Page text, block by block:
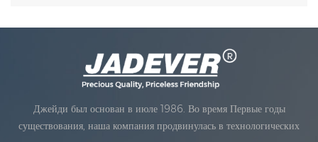
Джейди был основан в июле 1986. Во время Первые годы
существования, наша компания продвинулась в технологических